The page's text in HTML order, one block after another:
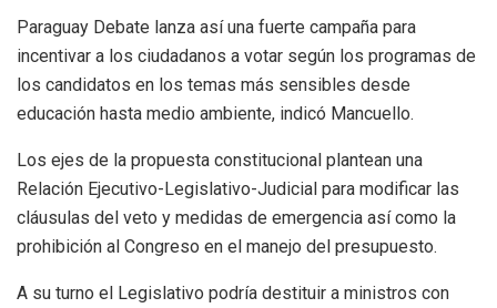
Paraguay Debate lanza así una fuerte campaña para
incentivar a los ciudadanos a votar según los programas de
los candidatos en los temas más sensibles desde
educación hasta medio ambiente, indicó Mancuello.
Los ejes de la propuesta constitucional plantean una
Relación Ejecutivo-Legislativo-Judicial para modificar las
cláusulas del veto y medidas de emergencia así como la
prohibición al Congreso en el manejo del presupuesto.
A su turno el Legislativo podría destituir a ministros con